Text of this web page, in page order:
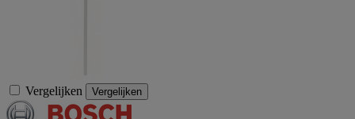
Vergelijken Vergelijken